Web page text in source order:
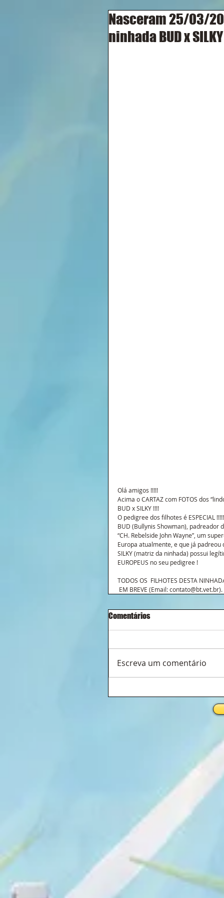
Nasceram 25/03/
ninhada BUD x
Olá amigos !!!!!
Acima o CARTAZ com FOTOS dos
BUD x SILKY !!!!
O pedigree dos filhotes é ESPECIAL !!!!!
BUD (Bullynis Showman), padreador
“CH. Rebelside John Wayne”, um
Europa atualmente, e que já padreou
SILKY (matriz da ninhada) possui
EUROPEUS no seu pedigree !
TODOS OS  FILHOTES DESTA
EM BREVE (Email: contato@bt.vet.br).
Comentários
Escreva um comentário